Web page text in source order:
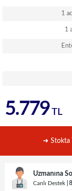
1
1
5.779 TL
➜ Stokta
Uzmanına
Canlı Destek